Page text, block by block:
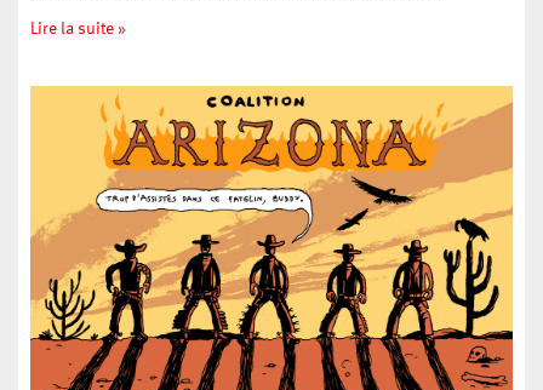
Lire la suite »